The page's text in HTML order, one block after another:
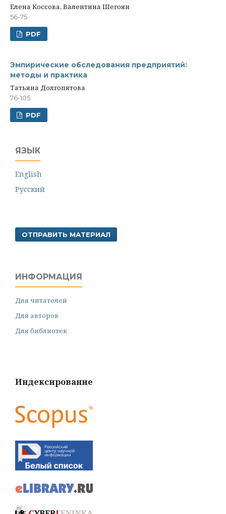
Елена Коссова, Валентина Шегоян
56-75
PDF
Эмпирические обследования предприятий:
методы и практика
Татьяна Долгопятова
76-105
PDF
ЯЗЫК
English
Русский
ОТПРАВИТЬ МАТЕРИАЛ
ИНФОРМАЦИЯ
Для читателей
Для авторов
Для библиотек
Индексирование